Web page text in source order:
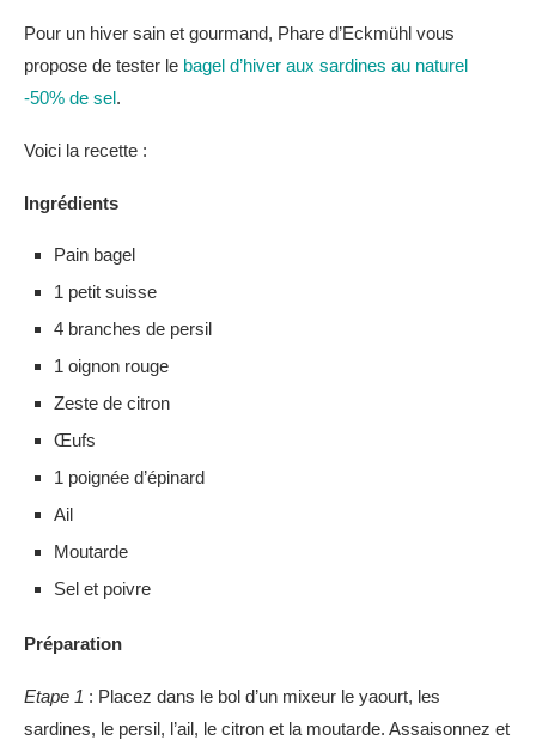
Pour un hiver sain et gourmand, Phare d’Eckmühl vous
propose de tester le bagel d’hiver aux sardines au naturel
-50% de sel.
Voici la recette :
Ingrédients
Pain bagel
1 petit suisse
4 branches de persil
1 oignon rouge
Zeste de citron
Œufs
1 poignée d’épinard
Ail
Moutarde
Sel et poivre
Préparation
Etape 1 : Placez dans le bol d’un mixeur le yaourt, les
sardines, le persil, l’ail, le citron et la moutarde. Assaisonnez et